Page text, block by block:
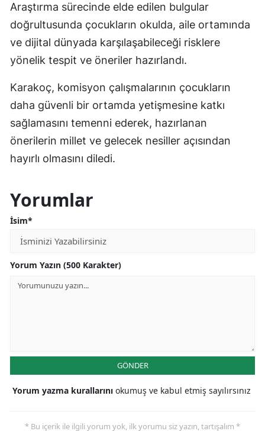
Araştırma sürecinde elde edilen bulgular
doğrultusunda çocukların okulda, aile ortamında
ve dijital dünyada karşılaşabileceği risklere
yönelik tespit ve öneriler hazırlandı.
Karakoç, komisyon çalışmalarının çocukların
daha güvenli bir ortamda yetişmesine katkı
sağlamasını temenni ederek, hazırlanan
önerilerin millet ve gelecek nesiller açısından
hayırlı olmasını diledi.
Yorumlar
İsim*
Yorum Yazın (500 Karakter)
GÖNDER
Yorum yazma kurallarını okumuş ve kabul etmiş sayılırsınız
* Bu içerik ile ilgili yorum yok, ilk yorumu siz yazın, tartışalım *